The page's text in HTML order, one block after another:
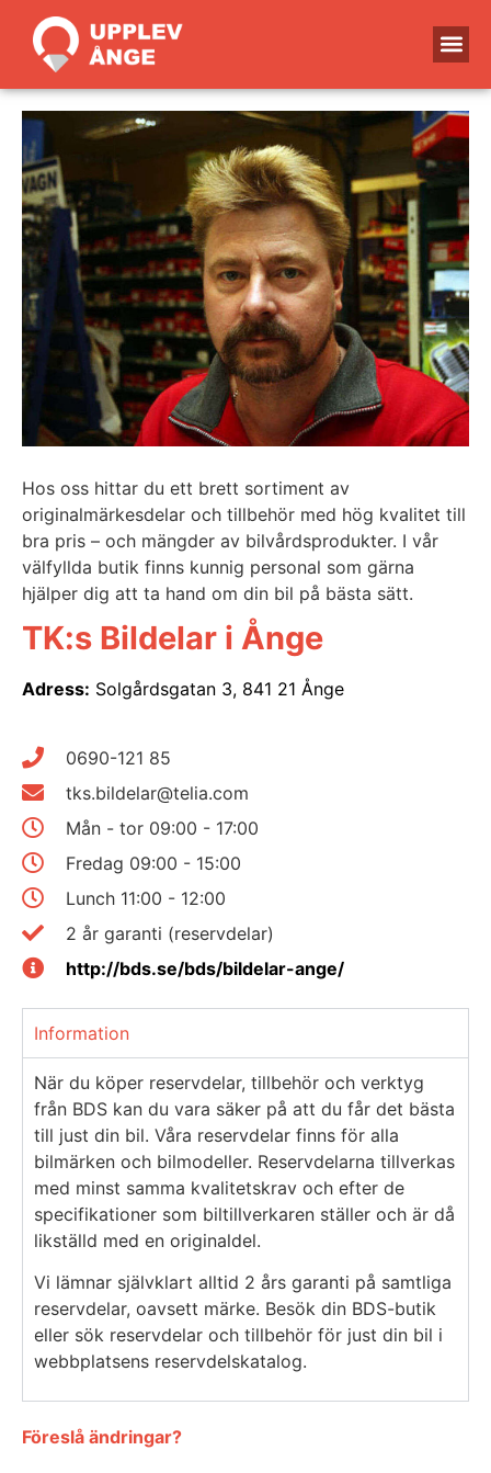
Hos oss hittar du ett brett sortiment av
originalmärkesdelar och tillbehör med hög kvalitet till
bra pris – och mängder av bilvårdsprodukter. I vår
välfyllda butik finns kunnig personal som gärna
hjälper dig att ta hand om din bil på bästa sätt.
TK:s Bildelar i Ånge
Adress: Solgårdsgatan 3, 841 21 Ånge
0690-121 85
tks.bildelar@telia.com
Mån - tor 09:00 - 17:00
Fredag 09:00 - 15:00
Lunch 11:00 - 12:00
2 år garanti (reservdelar)
http://bds.se/bds/bildelar-ange/
Information
När du köper reservdelar, tillbehör och verktyg
från BDS kan du vara säker på att du får det bästa
till just din bil. Våra reservdelar finns för alla
bilmärken och bilmodeller. Reservdelarna tillverkas
med minst samma kvalitetskrav och efter de
specifikationer som biltillverkaren ställer och är då
likställd med en originaldel.
Vi lämnar självklart alltid 2 års garanti på samtliga
reservdelar, oavsett märke. Besök din BDS-butik
eller sök reservdelar och tillbehör för just din bil i
webbplatsens reservdelskatalog.
Föreslå ändringar?